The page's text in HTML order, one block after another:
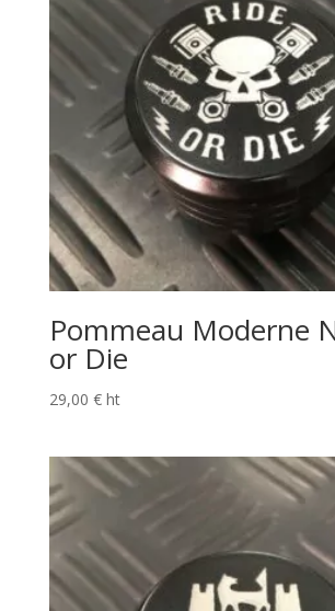
Pommeau Moderne
or Die
29,00 € ht